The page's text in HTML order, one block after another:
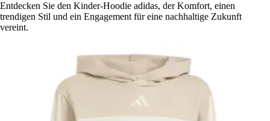
Entdecken Sie den Kinder-Hoodie adidas, der Komfort, einen
trendigen Stil und ein Engagement für eine nachhaltige Zukunft
vereint.